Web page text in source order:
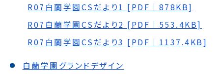
R07白蘭学園CSだより1 [PDF｜878KB]
R07白蘭学園CSだより2 [PDF｜553.4KB]
R07白蘭学園CSだより3 [PDF｜1137.4KB]
白蘭学園グランドデザイン